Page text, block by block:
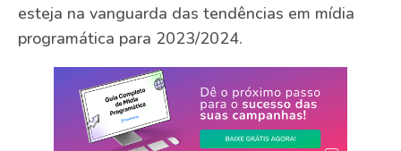
esteja na vanguarda das tendências em mídia
programática para 2023/2024.